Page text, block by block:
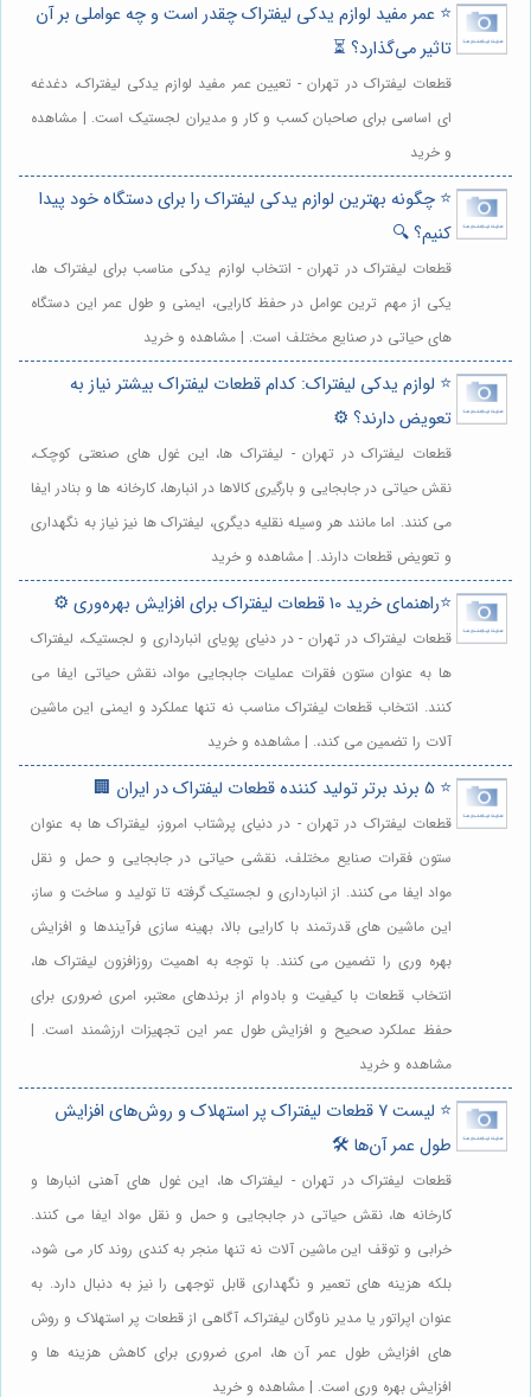
⭐️ عمر مفید لوازم یدکی لیفتراک چقدر است و چه عواملی بر آن
تاثیر می‌گذارد؟ ⏳
قطعات لیفتراک در تهران - تعیین عمر مفید لوازم یدکی لیفتراک، دغدغه
ای اساسی برای صاحبان کسب و کار و مدیران لجستیک است. | مشاهده
و خرید
⭐️ چگونه بهترین لوازم یدکی لیفتراک را برای دستگاه خود پیدا
کنیم؟ 🔍
قطعات لیفتراک در تهران - انتخاب لوازم یدکی مناسب برای لیفتراک ها،
یکی از مهم ترین عوامل در حفظ کارایی، ایمنی و طول عمر این دستگاه
های حیاتی در صنایع مختلف است. | مشاهده و خرید
⭐️ لوازم یدکی لیفتراک: کدام قطعات لیفتراک بیشتر نیاز به
تعویض دارند؟ ⚙️
قطعات لیفتراک در تهران - لیفتراک ها، این غول های صنعتی کوچک،
نقش حیاتی در جابجایی و بارگیری کالاها در انبارها، کارخانه ها و بنادر ایفا
می کنند. اما مانند هر وسیله نقلیه دیگری، لیفتراک ها نیز نیاز به نگهداری
و تعویض قطعات دارند. | مشاهده و خرید
⭐️راهنمای خرید 10 قطعات لیفتراک برای افزایش بهره‌وری ⚙️
قطعات لیفتراک در تهران - در دنیای پویای انبارداری و لجستیک، لیفتراک
ها به عنوان ستون فقرات عملیات جابجایی مواد، نقش حیاتی ایفا می
کنند. انتخاب قطعات لیفتراک مناسب نه تنها عملکرد و ایمنی این ماشین
آلات را تضمین می کند،. | مشاهده و خرید
⭐️ 5 برند برتر تولید کننده قطعات لیفتراک در ایران 🏢
قطعات لیفتراک در تهران - در دنیای پرشتاب امروز، لیفتراک ها به عنوان
ستون فقرات صنایع مختلف، نقشی حیاتی در جابجایی و حمل و نقل
مواد ایفا می کنند. از انبارداری و لجستیک گرفته تا تولید و ساخت و ساز،
این ماشین های قدرتمند با کارایی بالا، بهینه سازی فرآیندها و افزایش
بهره وری را تضمین می کنند. با توجه به اهمیت روزافزون لیفتراک ها،
انتخاب قطعات با کیفیت و بادوام از برندهای معتبر، امری ضروری برای
حفظ عملکرد صحیح و افزایش طول عمر این تجهیزات ارزشمند است. |
مشاهده و خرید
⭐️ لیست 7 قطعات لیفتراک پر استهلاک و روش‌های افزایش
طول عمر آن‌ها 🛠️
قطعات لیفتراک در تهران - لیفتراک ها، این غول های آهنی انبارها و
کارخانه ها، نقش حیاتی در جابجایی و حمل و نقل مواد ایفا می کنند.
خرابی و توقف این ماشین آلات نه تنها منجر به کندی روند کار می شود،
بلکه هزینه های تعمیر و نگهداری قابل توجهی را نیز به دنبال دارد. به
عنوان اپراتور یا مدیر ناوگان لیفتراک، آگاهی از قطعات پر استهلاک و روش
های افزایش طول عمر آن ها، امری ضروری برای کاهش هزینه ها و
افزایش بهره وری است. | مشاهده و خرید